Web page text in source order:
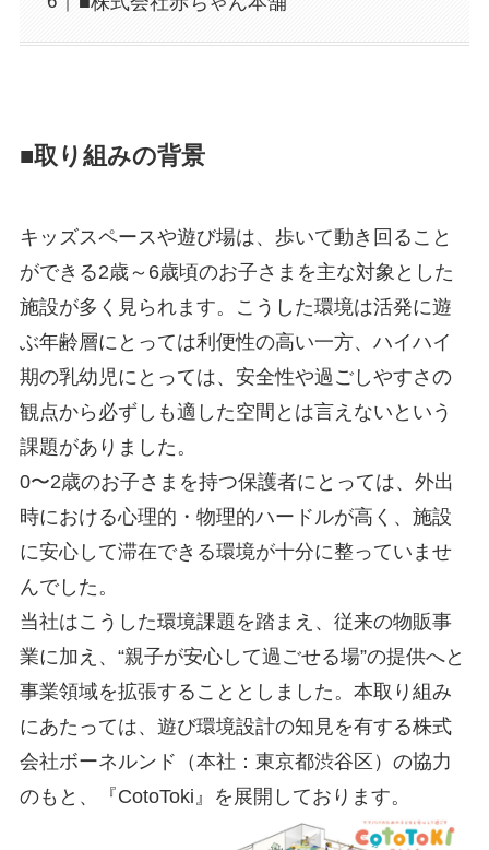
■取り組みの背景
キッズスペースや遊び場は、歩いて動き回ること
ができる2歳～6歳頃のお子さまを主な対象とした
施設が多く見られます。こうした環境は活発に遊
ぶ年齢層にとっては利便性の高い一方、ハイハイ
期の乳幼児にとっては、安全性や過ごしやすさの
観点から必ずしも適した空間とは言えないという
課題がありました。
0〜2歳のお子さまを持つ保護者にとっては、外出
時における心理的・物理的ハードルが高く、施設
に安心して滞在できる環境が十分に整っていませ
んでした。
当社はこうした環境課題を踏まえ、従来の物販事
業に加え、“親子が安心して過ごせる場”の提供へと
事業領域を拡張することとしました。本取り組み
にあたっては、遊び環境設計の知見を有する株式
会社ボーネルンド（本社：東京都渋谷区）の協力
のもと、『CotoToki』を展開しております。